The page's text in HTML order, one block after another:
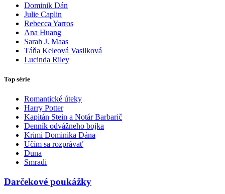
Dominik Dán
Julie Caplin
Rebecca Yarros
Ana Huang
Sarah J. Maas
Táňa Keleová Vasilková
Lucinda Riley
Top série
Romantické úteky
Harry Potter
Kapitán Stein a Notár Barbarič
Denník odvážneho bojka
Krimi Dominika Dána
Učím sa rozprávať
Duna
Smradi
Darčekové poukážky